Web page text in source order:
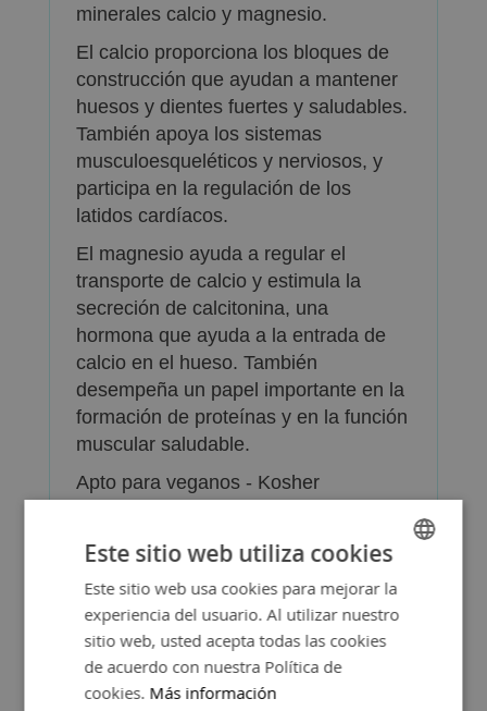
minerales calcio y magnesio.
El calcio proporciona los bloques de
construcción que ayudan a mantener
huesos y dientes fuertes y saludables.
También apoya los sistemas
musculoesqueléticos y nerviosos, y
participa en la regulación de los
latidos cardíacos.
El magnesio ayuda a regular el
transporte de calcio y estimula la
secreción de calcitonina, una
hormona que ayuda a la entrada de
calcio en el hueso. También
desempeña un papel importante en la
formación de proteínas y en la función
muscular saludable.
Apto para veganos - Kosher
conservantes, edulcorantes,
almidón, trigo, lácteos, soja ni
levadura.
Presentación: frasco de 100
comprimdos
SPANISH
ENGLISH
Este sitio web utiliza cookies
Este sitio web usa cookies para mejorar la
experiencia del usuario. Al utilizar nuestro
sitio web, usted acepta todas las cookies
de acuerdo con nuestra Política de
cookies. Más información